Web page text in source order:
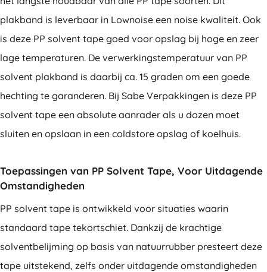
plakband is leverbaar in Lownoise een noise kwaliteit. Ook
is deze PP solvent tape goed voor opslag bij hoge en zeer
lage temperaturen. De verwerkingstemperatuur van PP
solvent plakband is daarbij ca. 15 graden om een goede
hechting te garanderen. Bij Sabe Verpakkingen is deze PP
solvent tape een absolute aanrader als u dozen moet
sluiten en opslaan in een coldstore opslag of koelhuis.
Toepassingen van PP Solvent Tape, Voor Uitdagende
Omstandigheden
PP solvent tape is ontwikkeld voor situaties waarin
standaard tape tekortschiet. Dankzij de krachtige
solventbelijming op basis van natuurrubber presteert deze
tape uitstekend, zelfs onder uitdagende omstandigheden